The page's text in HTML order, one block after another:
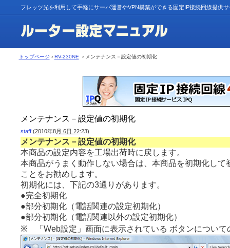
フレッツ光を利用して手軽にサーバ運営やVPN構築ができる固定IP接続回線提供
トップページ › RV-230NE › メンテナンス－設定値の初期化
メンテナンス－設定値の初期化
staff (2010年8月 6日 22:23)
メンテナンス－設定値の初期化
本商品の設定内容を工場出荷時に戻します。
本商品がうまく動作しない場合は、本商品を初期化して
ことをお勧めします。
初期化には、下記の3通りがあります。
●完全初期化
●部分初期化（電話関連の設定初期化）
●部分初期化（電話関連以外の設定初期化）
※ 「Web設定」画面に表示されている ボタンについて